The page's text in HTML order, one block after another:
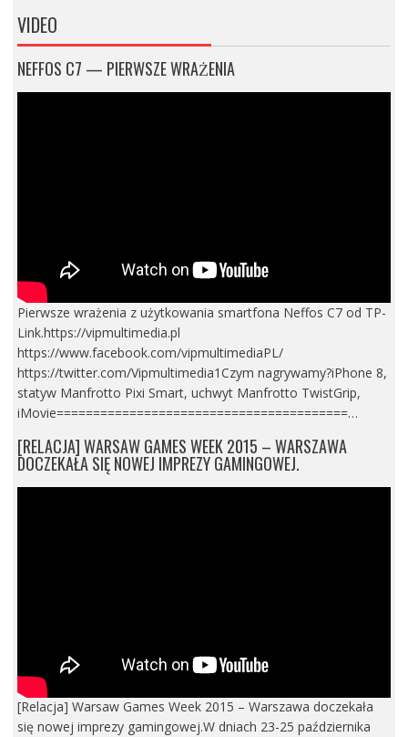
VIDEO
NEFFOS C7 — PIERWSZE WRAŻENIA
Pierwsze wrażenia z użytkowania smartfona Neffos C7 od TP-
Link.https://vipmultimedia.pl
https://www.facebook.com/vipmultimediaPL/
https://twitter.com/Vipmultimedia1Czym nagrywamy?iPhone 8,
statyw Manfrotto Pixi Smart, uchwyt Manfrotto TwistGrip,
iMovie========================================…
[RELACJA] WARSAW GAMES WEEK 2015 – WARSZAWA
DOCZEKAŁA SIĘ NOWEJ IMPREZY GAMINGOWEJ.
[Relacja] Warsaw Games Week 2015 – Warszawa doczekała
się nowej imprezy gamingowej.W dniach 23-25 października